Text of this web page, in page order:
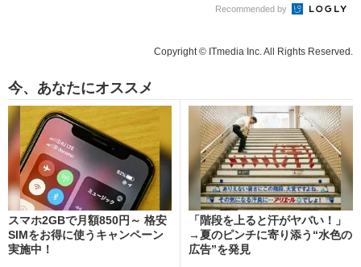
Recommended by
Copyright © ITmedia Inc. All Rights Reserved.
今、あなたにオススメ
スマホ2GBで月額850円～ 格安
SIMをお得に使うキャンペーン
実施中！
「階段を上ると汗がヤバい！」
→夏のピンチに寄り添う“水色の
広告”を発見